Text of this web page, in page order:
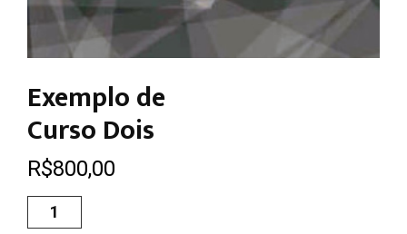
Exemplo de
Curso Dois
R$800,00
Exemplo